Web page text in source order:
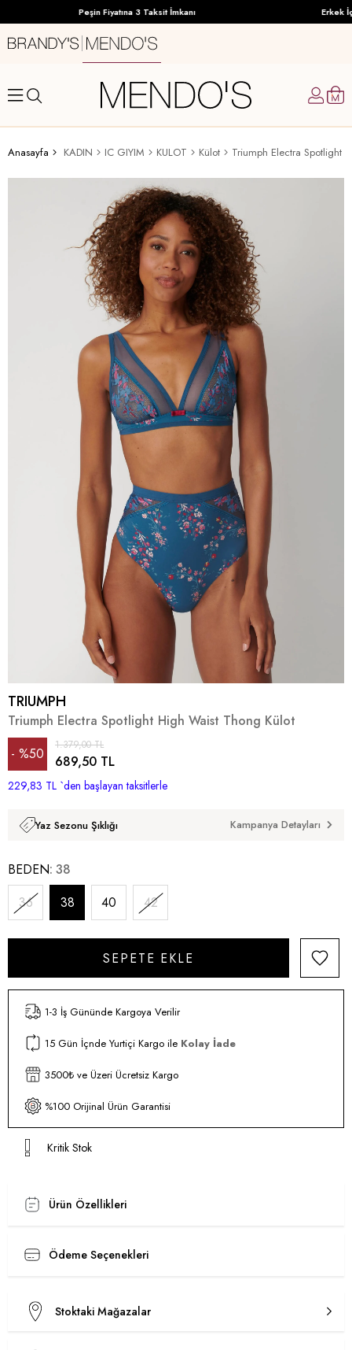
Peşin Fiyatına 3 Taksit İmkanı Erkek
Anasayfa KADIN IC GIYIM KULOT Külot Triumph Electra Spotlight
TRIUMPH
Triumph Electra Spotlight High Waist Thong Külot
%50
İndirim
1.379,00 TL
689,50 TL
229,83 TL `den başlayan taksitlerle
Yaz Sezonu Şıklığı Kampanya Detayları
BEDEN 38
36
38 40 42
1-3 İş Gününde Kargoya Verilir
15 Gün İçnde Yurtiçi Kargo ile Kolay İade
3500₺ ve Üzeri Ücretsiz Kargo
%100 Orijinal Ürün Garantisi
Kritik Stok
Ürün Özellikleri
Ödeme Seçenekleri
Stoktaki Mağazalar